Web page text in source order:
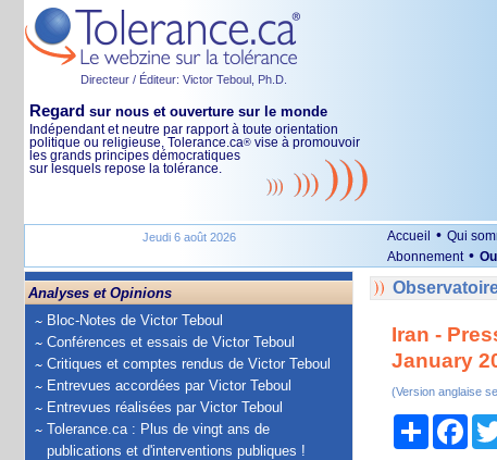
Directeur / Éditeur: Victor Teboul, Ph.D.
Regard sur nous et ouverture sur le monde
Indépendant et neutre par rapport à toute orientation
politique ou religieuse, Tolerance.ca® vise à promouvoir
les grands principes démocratiques
sur lesquels repose la tolérance.
Jeudi 6 août 2026 Accueil • Qui
Abonnement •
Analyses et Opinions
Bloc-Notes de Victor Teboul
Conférences et essais de Victor Teboul
Critiques et comptes rendus de Victor Teboul
Entrevues accordées par Victor Teboul
Entrevues réalisées par Victor Teboul
Tolerance.ca : Plus de vingt ans de
publications et d'interventions publiques !
Iran -
January
(Version anglaise
Partager